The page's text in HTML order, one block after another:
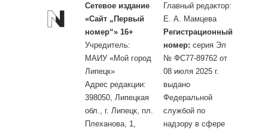
Сетевое издание
«Сайт „Первый
номер“» 16+
Учредитель:
МАИУ «Мой город
Липецк»
Адрес редакции:
398050, Липецкая
обл., г. Липецк, пл.
Плеханова, 1,
Главный редактор:
Е. А. Мамцева
Регистрационный
номер: серия Эл
№ ФС77-89762 от
08 июля 2025 г.
выдано
Федеральной
службой по
надзору в сфере